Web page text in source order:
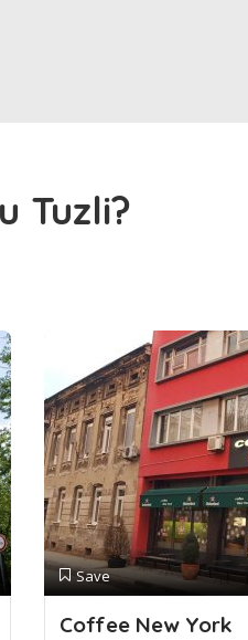
Tuzli?
Save
Coffee New York